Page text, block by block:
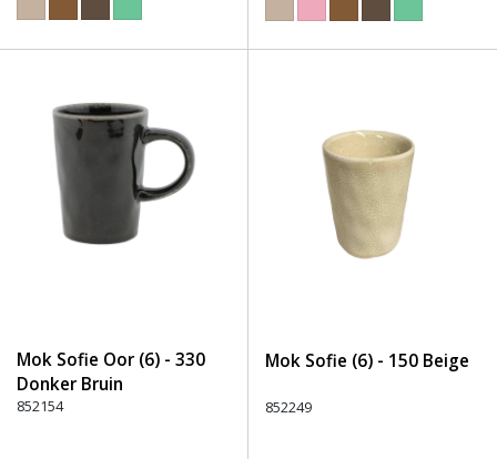
Mok Sofie Oor (6) - 330
Donker Bruin
852154
Mok Sofie (6) - 150 Beige
852249